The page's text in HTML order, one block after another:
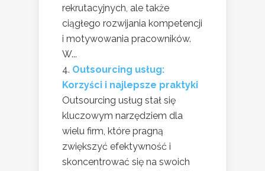
rekrutacyjnych, ale także
ciągłego rozwijania kompetencji
i motywowania pracowników.
W...
Outsourcing usług:
Korzyści i najlepsze praktyki
Outsourcing usług stał się
kluczowym narzędziem dla
wielu firm, które pragną
zwiększyć efektywność i
skoncentrować się na swoich